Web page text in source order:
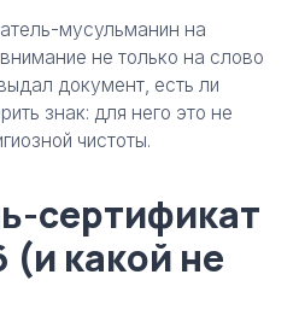
мусульманин на
не только на слово
документ, есть ли
знак: для него это не
чистоты.
сертификат
(и какой не